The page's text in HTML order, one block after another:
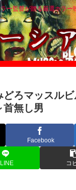
ー監督が贈る厳選ホラー
どろマッスル
首無し男
Facebook
LINE コ